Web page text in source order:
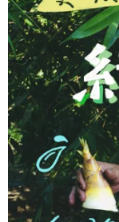
擇
選
項
地瓜從土裡一鏟